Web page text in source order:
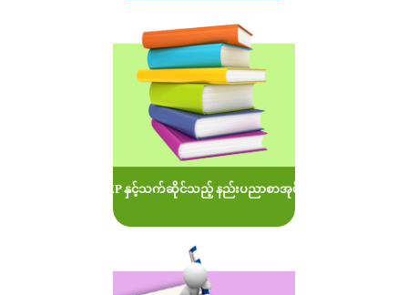
MOEP နှင့်သက်ဆိုင်သည့် နည်းပညာစာအုပ်များ